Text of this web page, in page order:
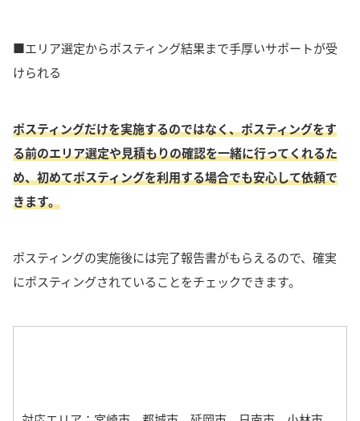
■エリア選定からポスティング結果まで手厚いサポートが受
けられる
ポスティングだけを実施するのではなく、ポスティングをす
る前のエリア選定や見積もりの確認を一緒に行ってくれるた
め、初めてポスティングを利用する場合でも安心して依頼で
きます。
ポスティングの実施後には完了報告書がもらえるので、確実
にポスティングされていることをチェックできます。